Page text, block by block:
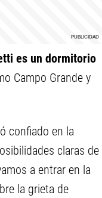
es un dormitorio
Campo Grande y
confiado en la
claras de
a entrar en la
la grieta de